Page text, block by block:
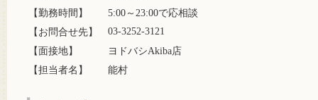
【勤務時間】
5:00～23:00で応相談
【お問合せ先】
03-3252-3121
【面接地】
ヨドバシAkiba店
【担当者名】
能村